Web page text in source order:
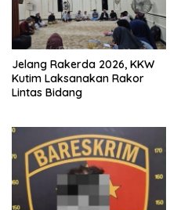
Jelang Rakerda 2026, KKW
Kutim Laksanakan Rakor
Lintas Bidang